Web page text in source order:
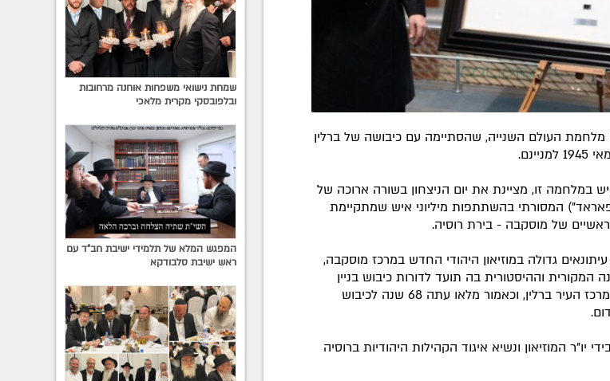
68 שנה לסיום מלחמת העולם השנייה, שהסתיימה עם כיבושה של ברלין
כ-28 מליון איש במלחמה זו, מציינת את יום הניצחון בשורה ארוכה של
המסורתי בהשתתפות מיליוני איש שמתקיימת
של מוסקבה - בירת רוסיה.
גדולה במוזיאון היהודי החדש במרכז מוסקבה,
וההיסטורית בה תועד לדורות כיבוש בניין
ה'רייך' - הפרלמנט הגרמני במרכז העיר ברלין, וכאמור מלאו עתה 68 שנה לכיבוש
יו"ר המוזיאון ונשיא איגוד הקהילות היהודיות ברוסיה
שמחת נישואי משפחות אוחנה מרחובות
ובלפובסקי מקרית מלאכי
המפגש המלא של תלמידי ישיבת חב"ד עם
ראש ישיבת סלבודקא